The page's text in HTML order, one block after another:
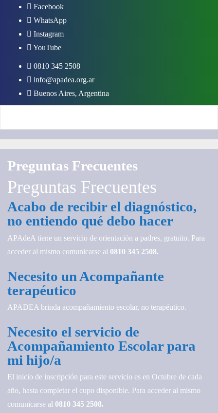
contenido
Facebook
WhatsApp
Instagram
YouTube
0810 345 2508
info@apadea.org.ar
Buenos Aires, Argentina
Preguntas Frecuentes
Preguntas Frecuentes
Acabo de recibir el diagnóstico,
no entiendo qué debo hacer
APAdeA tiene un servicio de orientación a padres, gratuito. Para
acceder al mismo comunicarse al 0810 345 2508.
Necesito un Acompañante
terapéutico
APADEA brinda acompañamiento escolar, no terapéutico.
Necesito el servicio de
Acompañamiento Escolar para
mi hijo/a
El inicio de inscripción para este servicio es en Octubre de cada
año, hasta completar el cupo disponible. Para acceder al mismo
comunicarse al 0810 345 2508.